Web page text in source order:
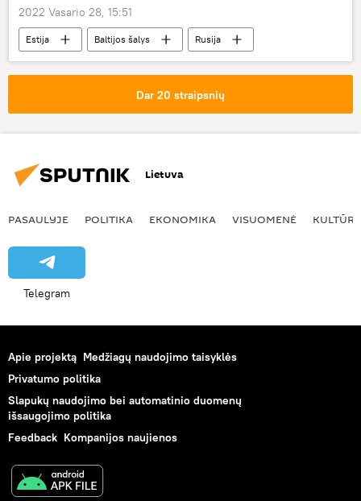
2022 Vasario 28, 15:51
Estija Baltijos šalys
Rusija
viza
turizmas
Dar 20 straipsnių
Lietuva
PASAULYJE POLITIKA EKONOMIKA VISUOMENĖ KULTŪRA
Telegram
Apie projektą Medžiagų naudojimo taisyklės
Privatumo politika
Slapukų naudojimo bei automatinio duomenų
išsaugojimo politika
Feedback Kompanijos naujienos